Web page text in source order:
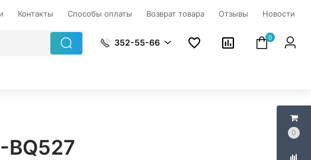
0
Контакты Способы оплаты Возврат товара Отзывы Новости
352-55-66
0
BQ527